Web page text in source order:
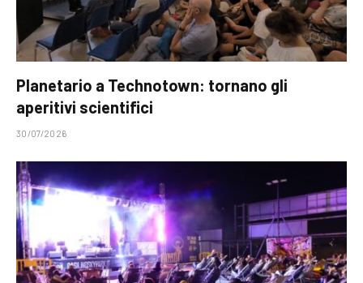
Planetario a Technotown: tornano gli
aperitivi scientifici
30/07/2026